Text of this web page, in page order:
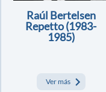
Raúl Bertelsen
Repetto (1983-
1985)
Ver más